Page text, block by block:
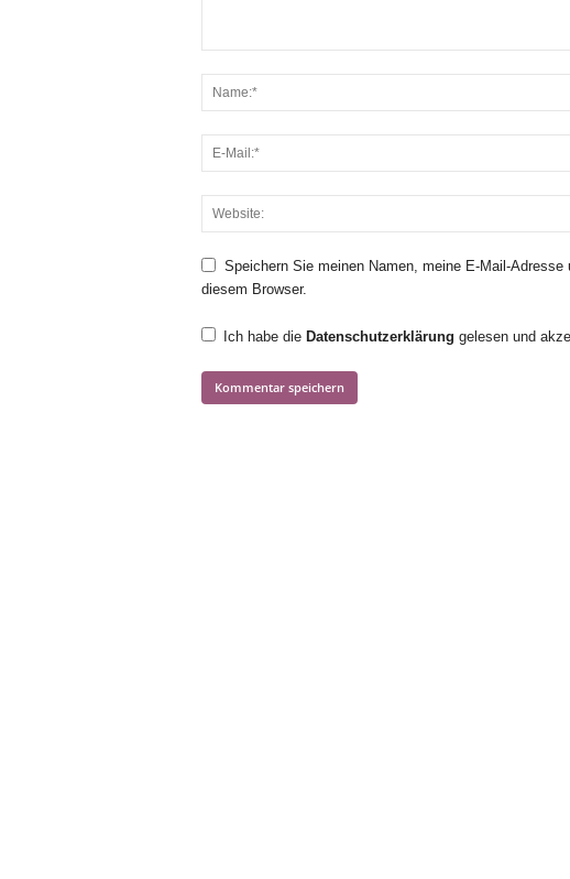
Speichern Sie meinen Namen, meine E-Mail-
diesem Browser.
Ich habe die Datenschutzerklärung gelesen und